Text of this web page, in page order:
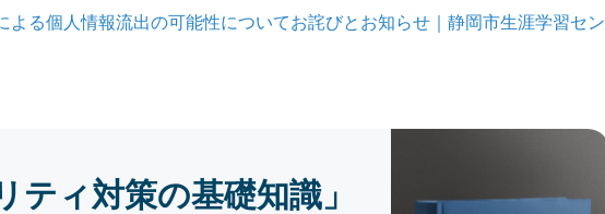
よる個人情報流出の可能性についてお詫びとお知らせ｜静岡市生涯学習セン
ティ対策の基礎知識」